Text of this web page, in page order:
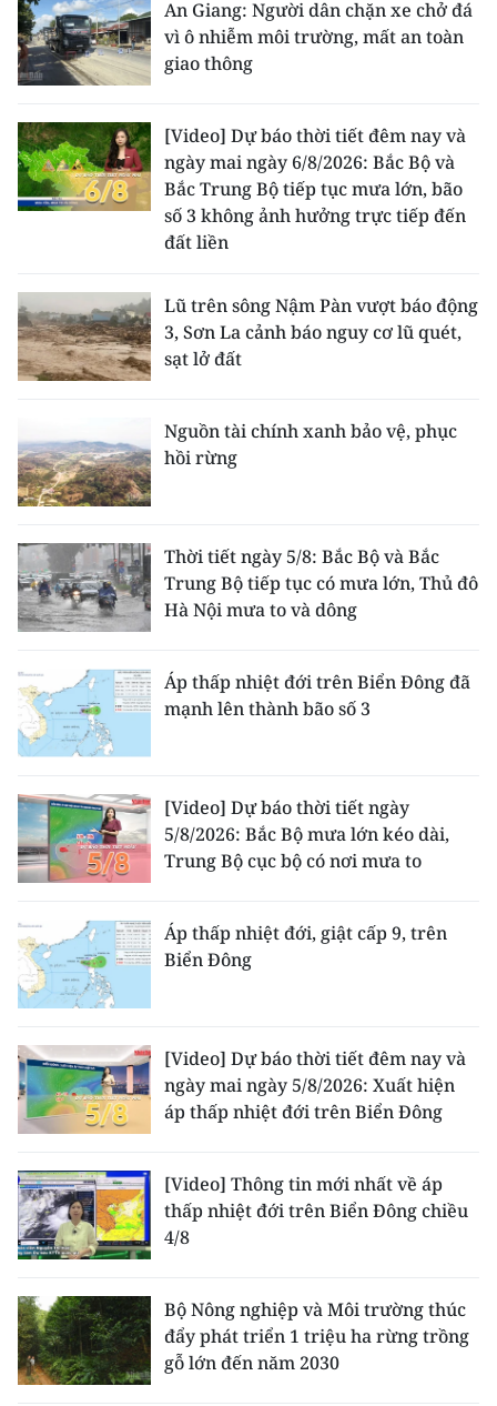
An Giang: Người dân chặn xe chở đá
vì ô nhiễm môi trường, mất an toàn
giao thông
[Video] Dự báo thời tiết đêm nay và
ngày mai ngày 6/8/2026: Bắc Bộ và
Bắc Trung Bộ tiếp tục mưa lớn, bão
số 3 không ảnh hưởng trực tiếp đến
đất liền
Lũ trên sông Nậm Pàn vượt báo động
3, Sơn La cảnh báo nguy cơ lũ quét,
sạt lở đất
Nguồn tài chính xanh bảo vệ, phục
hồi rừng
Thời tiết ngày 5/8: Bắc Bộ và Bắc
Trung Bộ tiếp tục có mưa lớn, Thủ đô
Hà Nội mưa to và dông
Áp thấp nhiệt đới trên Biển Đông đã
mạnh lên thành bão số 3
[Video] Dự báo thời tiết ngày
5/8/2026: Bắc Bộ mưa lớn kéo dài,
Trung Bộ cục bộ có nơi mưa to
Áp thấp nhiệt đới, giật cấp 9, trên
Biển Đông
[Video] Dự báo thời tiết đêm nay và
ngày mai ngày 5/8/2026: Xuất hiện
áp thấp nhiệt đới trên Biển Đông
[Video] Thông tin mới nhất về áp
thấp nhiệt đới trên Biển Đông chiều
4/8
Bộ Nông nghiệp và Môi trường thúc
đẩy phát triển 1 triệu ha rừng trồng
gỗ lớn đến năm 2030